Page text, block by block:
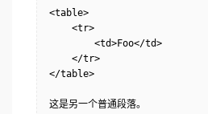
<table>
    <tr>
        <td>Foo</td>
    </tr>
</table>
这是另一个普通段落。